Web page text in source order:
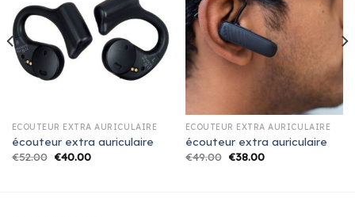
ÉCOUTEUR EXTRA AURICULAIRE
écouteur extra auriculaire
€52.00 €40.00
ÉCOUTEUR EXTRA AURICULAIRE
écouteur extra auriculaire
€49.00 €38.00